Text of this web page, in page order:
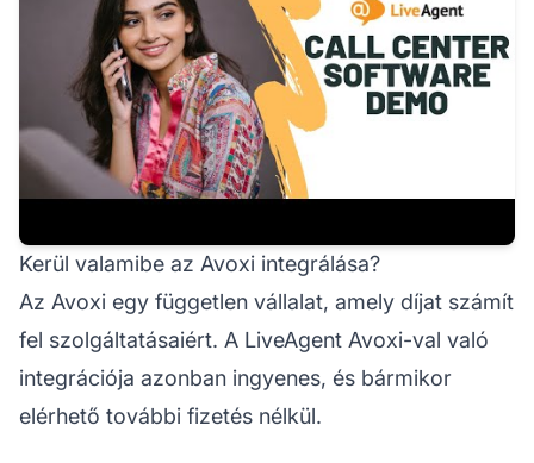
Kerül valamibe az Avoxi integrálása?
Az Avoxi egy független vállalat, amely díjat számít
fel szolgáltatásaiért. A LiveAgent Avoxi-val való
integrációja azonban ingyenes, és bármikor
elérhető további fizetés nélkül.